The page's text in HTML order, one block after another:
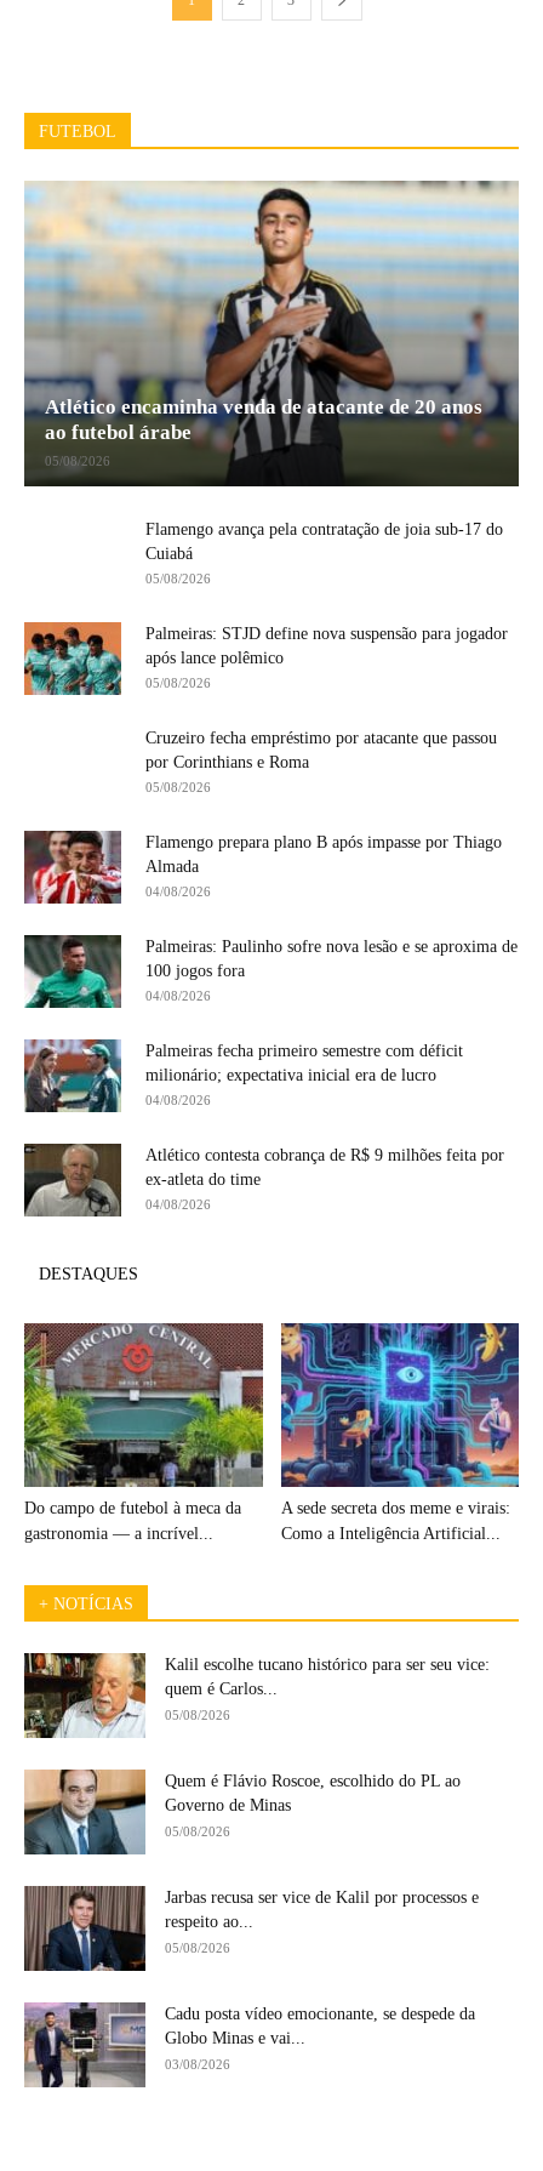
FUTEBOL
Atlético encaminha venda de atacante de 20 anos
ao futebol árabe
05/08/2026
Flamengo avança pela contratação de joia sub-17 do
Cuiabá
05/08/2026
Palmeiras: STJD define nova suspensão para jogador
após lance polêmico
05/08/2026
Cruzeiro fecha empréstimo por atacante que passou
por Corinthians e Roma
05/08/2026
Flamengo prepara plano B após impasse por Thiago
Almada
04/08/2026
Palmeiras: Paulinho sofre nova lesão e se aproxima de
100 jogos fora
04/08/2026
Palmeiras fecha primeiro semestre com déficit
milionário; expectativa inicial era de lucro
04/08/2026
Atlético contesta cobrança de R$ 9 milhões feita por
ex-atleta do time
04/08/2026
DESTAQUES
Do campo de futebol à meca da
gastronomia — a incrível...
A sede secreta dos meme e virais:
Como a Inteligência Artificial...
+ NOTÍCIAS
Kalil escolhe tucano histórico para ser seu vice:
quem é Carlos...
05/08/2026
Quem é Flávio Roscoe, escolhido do PL ao
Governo de Minas
05/08/2026
Jarbas recusa ser vice de Kalil por processos e
respeito ao...
05/08/2026
Cadu posta vídeo emocionante, se despede da
Globo Minas e vai...
03/08/2026